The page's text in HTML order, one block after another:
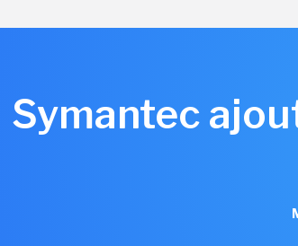
Symantec